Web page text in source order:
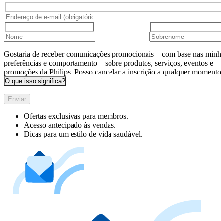
Gostaria de receber comunicações promocionais – com base nas
preferências e comportamento – sobre produtos, serviços, eventos e
promoções da Philips. Posso cancelar a inscrição a qualquer
O que isso significa?
Enviar
Ofertas exclusivas para membros.
Acesso antecipado às vendas.
Dicas para um estilo de vida saudável.